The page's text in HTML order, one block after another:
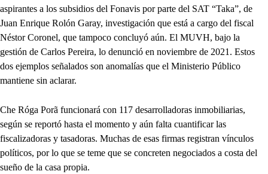
aspirantes a los subsidios del Fonavis por parte del SAT “Taka”, de
Juan Enrique Rolón Garay, investigación que está a cargo del fiscal
Néstor Coronel, que tampoco concluyó aún. El MUVH, bajo la
gestión de Carlos Pereira, lo denunció en noviembre de 2021. Estos
dos ejemplos señalados son anomalías que el Ministerio Público
mantiene sin aclarar.
Che Róga Porã funcionará con 117 desarrolladoras inmobiliarias,
según se reportó hasta el momento y aún falta cuantificar las
fiscalizadoras y tasadoras. Muchas de esas firmas registran vínculos
políticos, por lo que se teme que se concreten negociados a costa del
sueño de la casa propia.